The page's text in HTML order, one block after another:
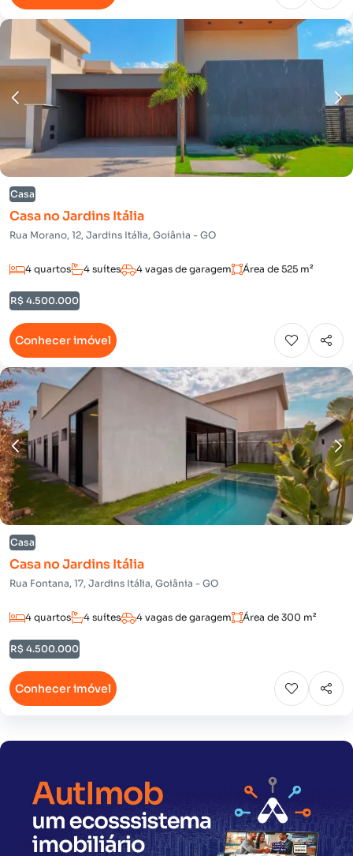
Casa
Casa no Jardins Itália
Rua Morano, 12, Jardins Itália, Goiânia - GO
4 quartos 4 suítes 4 vagas de garagem Área de 525 m²
R$ 4.500.000
Conhecer imóvel
Casa
Casa no Jardins Itália
Rua Fontana, 17, Jardins Itália, Goiânia - GO
4 quartos 4 suítes 4 vagas de garagem Área de 300 m²
R$ 4.500.000
Conhecer imóvel